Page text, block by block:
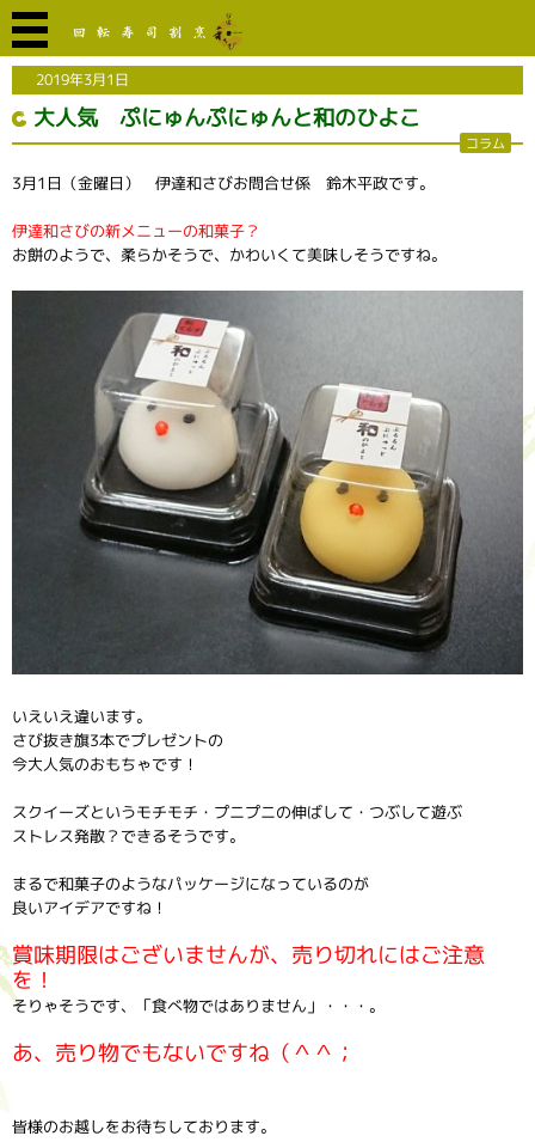
2019年3月1日
大人気 ぷにゅんぷにゅんと和のひよこ
コラム
3月1日（金曜日） 伊達和さびお問合せ係 鈴木平政です。
伊達和さびの新メニューの和菓子？
お餅のようで、柔らかそうで、かわいくて美味しそうですね。
いえいえ違います。
さび抜き旗3本でプレゼントの
今大人気のおもちゃです！
スクイーズというモチモチ・プニプニの伸ばして・つぶして遊ぶ
ストレス発散？できるそうです。
まるで和菓子のようなパッケージになっているのが
良いアイデアですね！
賞味期限はございませんが、売り切れにはご注意
を！
そりゃそうです、「食べ物ではありません」・・・。
あ、売り物でもないですね（＾＾；
皆様のお越しをお待ちしております。